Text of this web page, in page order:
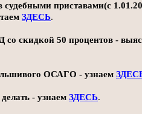
судебными приставами(с
ЗДЕСЬ.
скидкой 50 процентов -
ОСАГО - узнаем
- узнаем ЗДЕСЬ.